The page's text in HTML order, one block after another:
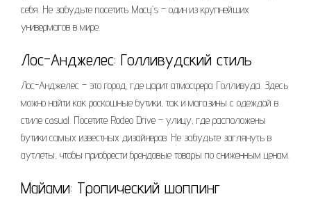
себя. Не забудьте посетить Macy’s – один из крупнейших
универмагов в мире.
Лос-Анджелес: Голливудский стиль
Лос-Анджелес – это город, где царит атмосфера Голливуда. Здесь
можно найти как роскошные бутики, так и магазины с одеждой в
стиле casual. Посетите Rodeo Drive – улицу, где расположены
бутики самых известных дизайнеров. Не забудьте заглянуть в
аутлеты, чтобы приобрести брендовые товары по сниженным ценам.
Майами: Тропический шоппинг